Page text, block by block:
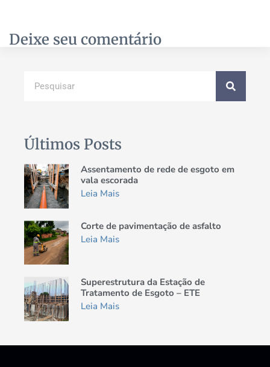
Deixe seu comentário
Últimos Posts
Assentamento de rede de esgoto em
vala escorada
Leia Mais
Corte de pavimentação de asfalto
Leia Mais
Superestrutura da Estação de
Tratamento de Esgoto – ETE
Leia Mais